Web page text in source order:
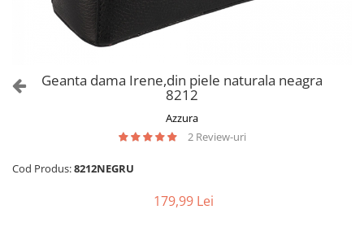
Genti Aurii
Genți Albe
Genți Bordo
Geanta dama Irene,din piele naturala neagra
8212
Azzura
2 Review-uri
Cod Produs:8212NEGRU
179,99 Lei